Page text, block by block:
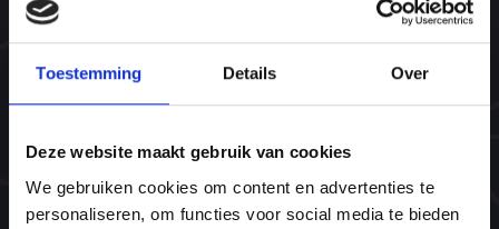
Toestemming Details Over
Deze website maakt gebruik van cookies
We gebruiken cookies om content en advertenties te
personaliseren, om functies voor social media te bieden
Wat is een NLP opleiding?
@WORK